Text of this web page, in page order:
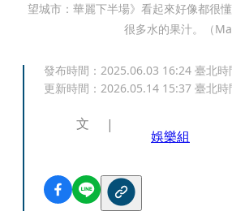
望城市：華麗下半場》看起來好像都很
很多水的果汁。（
發布時間： 2025.06.03 16:24 臺北時
更新時間： 2026.05.14 15:37 臺北時
文
娛樂組